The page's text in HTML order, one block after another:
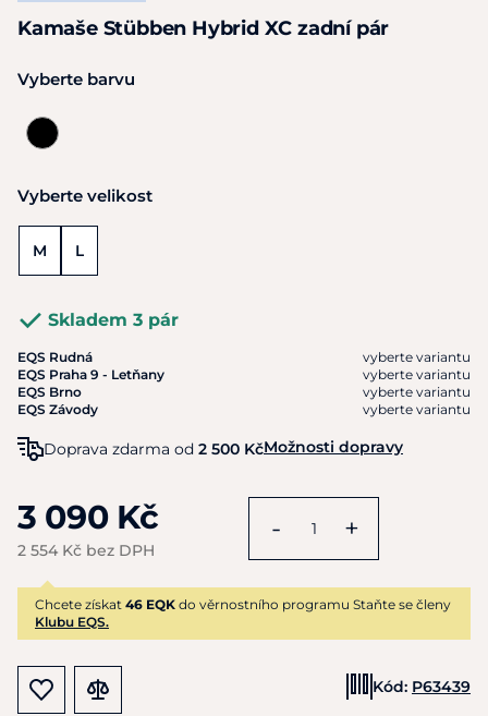
Kamaše Stübben Hybrid XC zadní pár
Vyberte barvu
Vyberte velikost
M L
Skladem 3 pár
EQS Rudná
vyberte variantu
EQS Praha 9 - Letňany
vyberte variantu
EQS Brno
vyberte variantu
EQS Závody
vyberte variantu
Doprava zdarma od 2 500 KčMožnosti dopravy
3 090 Kč
2 554 Kč bez DPH
- +
Chcete získat 46 EQK do věrnostního programu Staňte se členy
Klubu EQS.
Kód: P63439